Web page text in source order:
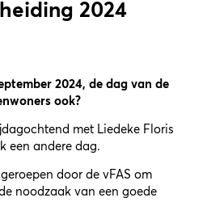
2024
2024, de dag van de
ook?
met Liedeke Floris
een andere dag.
door de vFAS om
noodzaak van een goede